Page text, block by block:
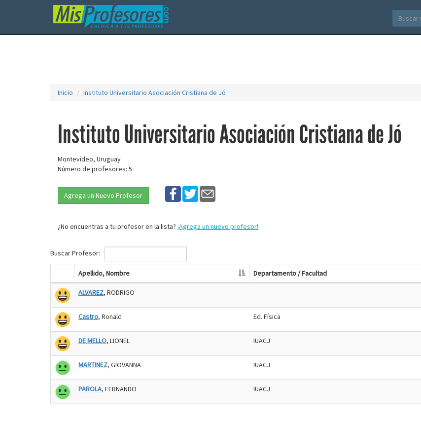
Inicio Instituto Universitario Asociación Cristiana de Jó
Instituto Universitario Asociación Cristiana de Jó
Montevideo, Uruguay
Número de profesores: 5
Agrega un Nuevo Profesor
¿No encuentras a tu profesor en la lista? ¡Agrega un nuevo profesor!
Buscar Profesor:
Apellido, Nombre Departamento / Facultad
ALVAREZ, RODRIGO
Castro, Ronald Ed. Física
DE MELLO, LIONEL IUACJ
MARTINEZ, GIOVANNA IUACJ
PAROLA, FERNANDO IUACJ